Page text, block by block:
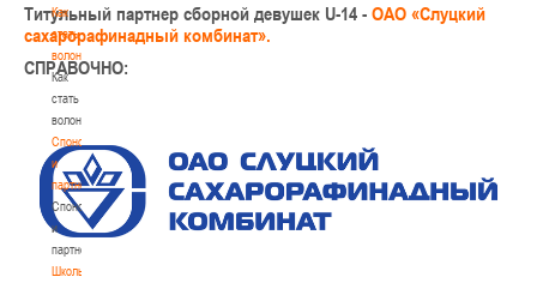
Как
стать
волонтером
Как
стать
волонтером
Спонсоры
и
партнеры
Спонсоры
и
партнеры
Школы
Титульный партнер сборной девушек U-14 - ОАО «Слуцкий
сахарорафинадный комбинат».
СПРАВОЧНО: